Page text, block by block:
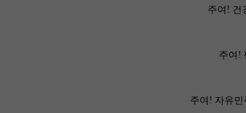
주여! 건
주여!
주여! 자유민